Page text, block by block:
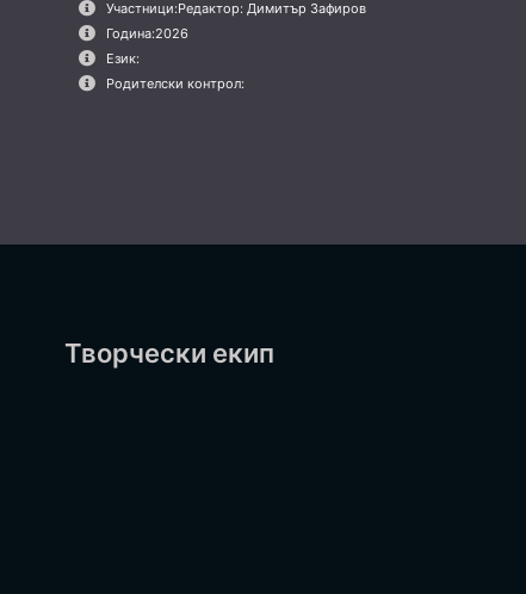
Участници:Редактор: Димитър Зафиров
Година:2026
Език:
Родителски контрол:
Творчески екип